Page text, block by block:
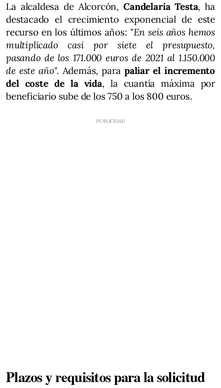
La alcaldesa de Alcorcón,Candelaria Testa, ha
destacado el crecimiento exponencial de este
recurso en los últimos años: "En seis años hemos
multiplicado casi por siete el presupuesto,
pasando de los 171.000 euros de 2021 al 1.150.000
de este año". Además, para paliar el incremento
del coste de la vida, la cuantía máxima por
beneficiario sube de los 750 a los 800 euros.
Plazos y requisitos para la solicitud